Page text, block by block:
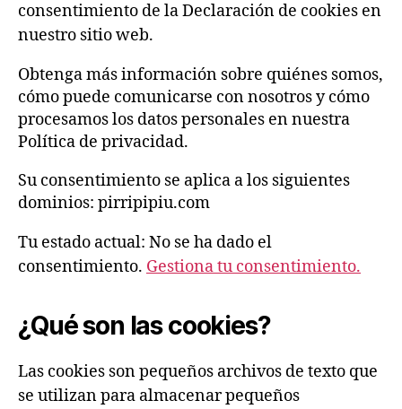
consentimiento de la Declaración de cookies en
nuestro sitio web.
Obtenga más información sobre quiénes somos,
cómo puede comunicarse con nosotros y cómo
procesamos los datos personales en nuestra
Política de privacidad.
Su consentimiento se aplica a los siguientes
dominios: pirripipiu.com
Tu estado actual: No se ha dado el
consentimiento. Gestiona tu consentimiento.
¿Qué son las cookies?
Las cookies son pequeños archivos de texto que
se utilizan para almacenar pequeños